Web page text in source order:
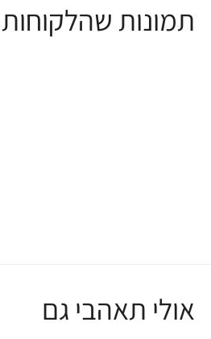
תמונות
אולי תאהבי גם